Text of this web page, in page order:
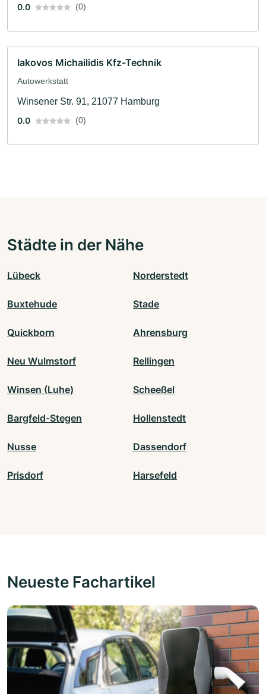
0.0
(0)
Iakovos Michailidis Kfz-Technik
Autowerkstatt
Winsener Str. 91, 21077 Hamburg
0.0
(0)
Städte in der Nähe
Lübeck Norderstedt
Buxtehude Stade
Quickborn Ahrensburg
Neu Wulmstorf Rellingen
Winsen (Luhe) Scheeßel
Bargfeld-Stegen Hollenstedt
Nusse Dassendorf
Prisdorf Harsefeld
Neueste Fachartikel